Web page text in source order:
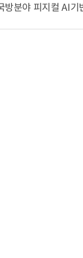
분야 피지컬 AI기